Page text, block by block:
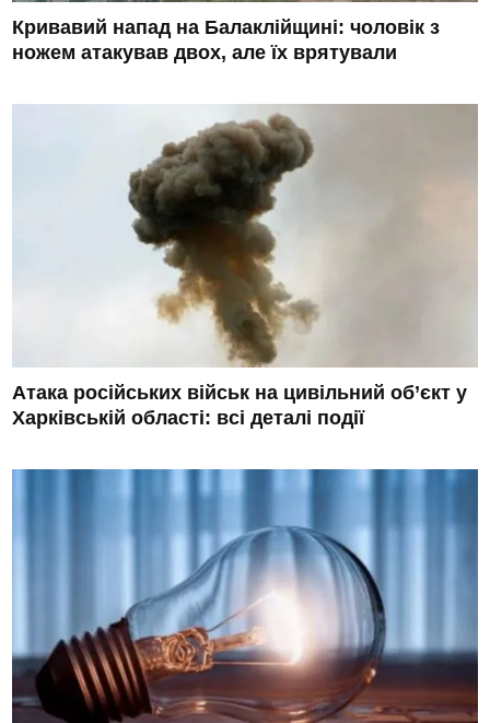
Кривавий напад на Балаклійщині: чоловік з
ножем атакував двох, але їх врятували
Атака російських військ на цивільний об’єкт у
Харківській області: всі деталі події